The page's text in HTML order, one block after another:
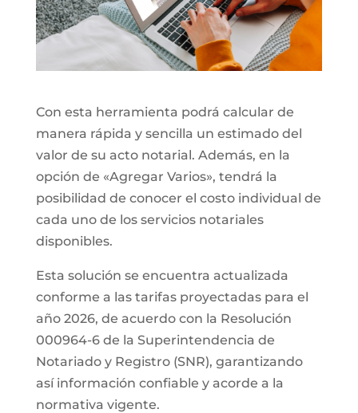
Con esta herramienta podrá calcular de
manera rápida y sencilla un estimado del
valor de su acto notarial. Además, en la
opción de «Agregar Varios», tendrá la
posibilidad de conocer el costo individual de
cada uno de los servicios notariales
disponibles.
Esta solución se encuentra actualizada
conforme a las tarifas proyectadas para el
año 2026, de acuerdo con la Resolución
000964-6 de la Superintendencia de
Notariado y Registro (SNR), garantizando
así información confiable y acorde a la
normativa vigente.